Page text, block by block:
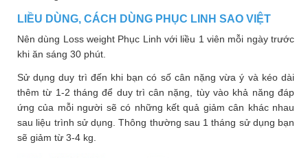
LIỀU DÙNG, CÁCH DÙNG PHỤC LINH SAO VIỆT
Nên dùng Loss weight Phục Linh với liều 1 viên mỗi ngày trước
khi ăn sáng 30 phút.
Sử dụng duy trì đến khi bạn có số cân nặng vừa ý và kéo dài
thêm từ 1-2 tháng để duy trì cân nặng, tùy vào khả năng đáp
ứng của mỗi người sẽ có những kết quả giảm cân khác nhau
sau liệu trình sử dụng. Thông thường sau 1 tháng sử dụng bạn
sẽ giảm từ 3-4 kg.